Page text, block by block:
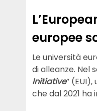
europee
Le università
di alleanze. Nel
Initiative”
che dal 2021 ha